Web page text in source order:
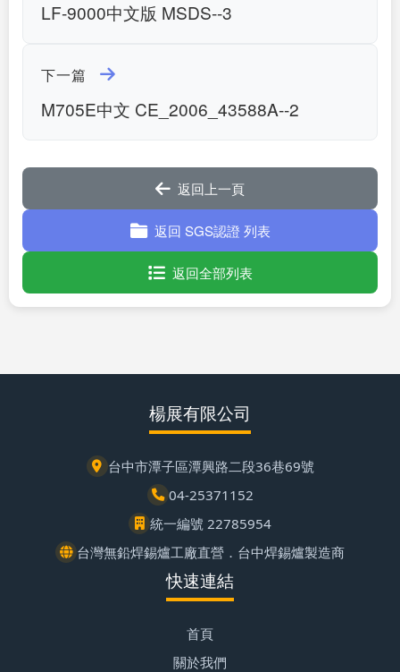
LF-9000中文版 MSDS--3
下一篇
M705E中文 CE_2006_43588A--2
返回上一頁
返回 SGS認證 列表
返回全部列表
楊展有限公司
台中市潭子區潭興路二段36巷69號
04-25371152
統一編號 22785954
台灣無鉛焊錫爐工廠直營．台中焊錫爐製造商
快速連結
首頁
關於我們